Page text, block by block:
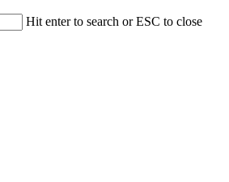
Hit enter to search or ESC to close